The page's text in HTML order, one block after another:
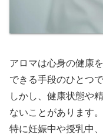
アロマは心身の健康
できる手段のひとつで
しかし、健康状態や
ないことがあります。
特に妊娠中や授乳中